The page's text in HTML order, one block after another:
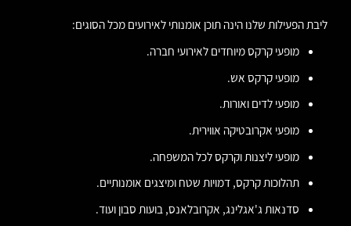
ליבת הפעילות שלנו הינה תוכן אומנותי לאירועים מכל הסוגים:
מופעי קרקס מיוחדים לאירועי חברה.
מופעי קרקס אש.
מופעי לדים ואורות.
מופעי אקרובטיקה אווירית.
מופעי ליצנות וקרקס לכל המשפחה.
תהלוכות קרקס, דמויות שטח ומיצגים אומנותיים.
סדנאות ג'אגלינג, אקרובלאנס, בועות סבון ועוד.